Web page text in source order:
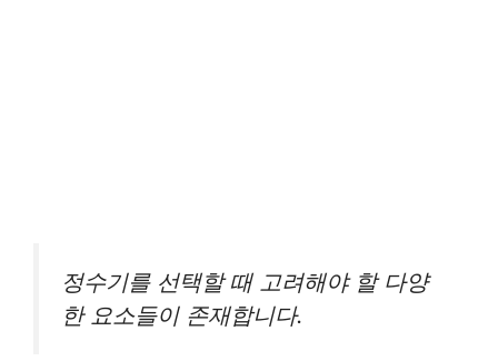
정수기를 선택할 때 고려해야 할 다양
한 요소들이 존재합니다.